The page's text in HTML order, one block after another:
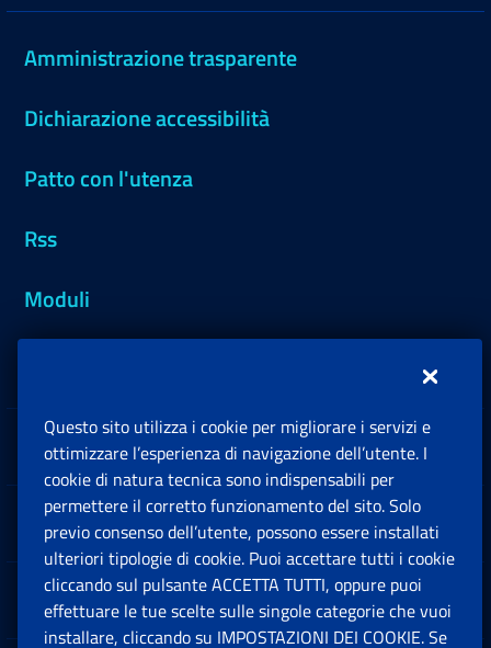
Amministrazione trasparente
Dichiarazione accessibilità
Patto con l'utenza
Rss
Moduli
Sedi e Contatti
Software
Note Legali
Questo sito utilizza i cookie per migliorare i servizi e
ottimizzare l’esperienza di navigazione dell’utente. I
cookie di natura tecnica sono indispensabili per
permettere il corretto funzionamento del sito. Solo
previo consenso dell’utente, possono essere installati
ulteriori tipologie di cookie. Puoi accettare tutti i cookie
cliccando sul pulsante ACCETTA TUTTI, oppure puoi
effettuare le tue scelte sulle singole categorie che vuoi
installare, cliccando su IMPOSTAZIONI DEI COOKIE. Se